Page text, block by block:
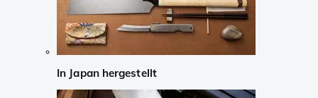
In Japan hergestellt